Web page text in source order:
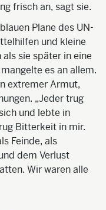
frisch an, sagt sie.
Plane des UN-
und kleine
sie später in eine
es an allem.
extremer Armut,
„Jeder trug
und lebte in
Bitterkeit in mir.
Feinde, als
dem Verlust
Wir waren alle